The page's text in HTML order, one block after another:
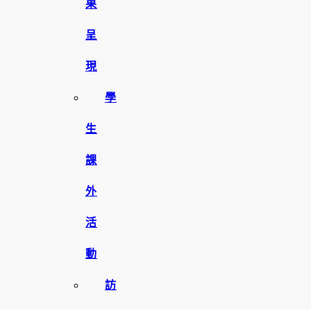
果
呈
現
學
生
課
外
活
動
訪